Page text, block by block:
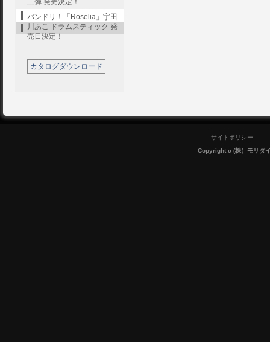
二弾 発売決定！
バンドリ！「Roselia」宇田
川あこ ドラムスティック 発
売日決定！
カタログダウンロード
サイトポリシー
Copyright c (株）モリダ